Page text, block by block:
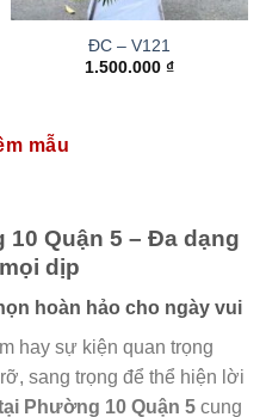
ĐC – V121
1.500.000 ₫
mẫu
Quận 5 – Đa dạng
dịp
hoàn hảo cho ngày vui
hay sự kiện quan trọng
sang trọng để thể hiện lời
Phường 10 Quận 5 cung